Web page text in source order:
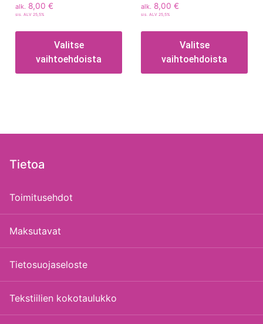
alk. 8,00 €
sis. ALV 25,5%
Valitse
vaihtoehdoista
alk. 8,00 €
sis. ALV 25,5%
Valitse
vaihtoehdoista
Tietoa
Toimitusehdot
Maksutavat
Tietosuojaseloste
Tekstiilien kokotaulukko